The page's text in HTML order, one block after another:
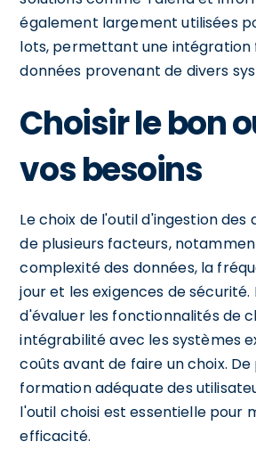
également largement utilisées
lots, permettant une intégration
données provenant de divers
Choisir le bon
vos besoins
Le choix de l'outil d'ingestion des
de plusieurs facteurs,
complexité des données, la
jour et les exigences de
d'évaluer les fonctionnalités de
intégrabilité avec les systèmes
coûts avant de faire un choix. De
formation adéquate des
l'outil choisi est essentielle pour
efficacité.